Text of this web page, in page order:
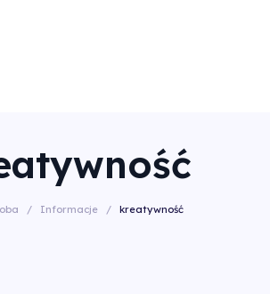
/ Informacje / kreatywność